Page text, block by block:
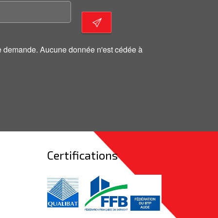
Aucune donnée n'est cédée à
Certifications